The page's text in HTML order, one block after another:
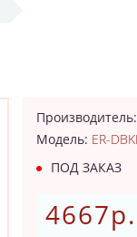
Модель: ER-
ПОД ЗАКАЗ
4667р.